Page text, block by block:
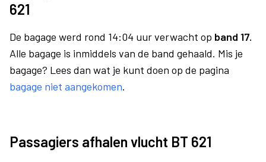
621
De bagage werd rond 14:04 uur verwacht op band 17.
Alle bagage is inmiddels van de band gehaald. Mis je
bagage? Lees dan wat je kunt doen op de pagina
bagage niet aangekomen.
Passagiers afhalen vlucht BT 621